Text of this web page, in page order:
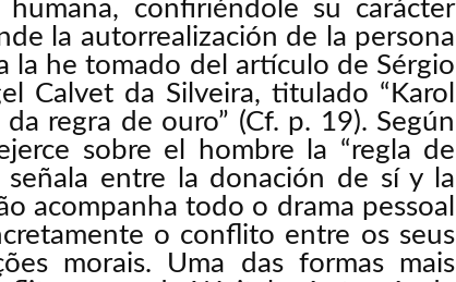
confiriéndole su carácter
la autorrealización de la persona
la he tomado del artículo de Sérgio
Calvet da Silveira, titulado “Karol
regra de ouro” (Cf. p. 19). Según
sobre el hombre la “regla de
entre la donación de sí y la
acompanha todo o drama pessoal
o conflito entre os seus
morais. Uma das formas mais